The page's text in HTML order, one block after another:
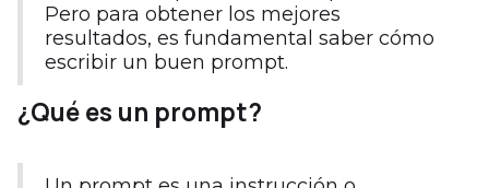
Pero para obtener los mejores
resultados, es fundamental saber cómo
escribir un buen prompt.
¿Qué es un prompt?